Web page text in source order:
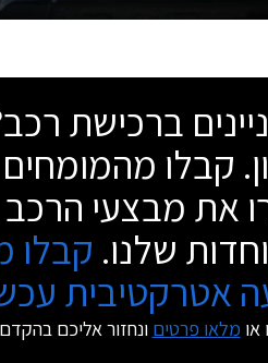
ברכישת
קבלו מהמומחים
את מבצעי
שלנו. קבלו
אטרקטיבית
מלאו פרטים ונחזור אליכם בהקדם